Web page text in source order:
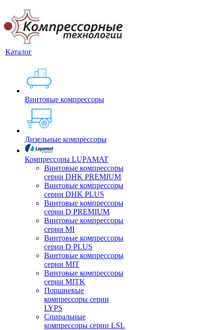
Каталог
Винтовые компрессоры
Дизельные компрессоры
Компрессоры LUPAMAT
Винтовые компрессоры
серии DHK PREMIUM
Винтовые компрессоры
серии DHK PLUS
Винтовые компрессоры
серии D PREMIUM
Винтовые компрессоры
серии MI
Винтовые компрессоры
серии D PLUS
Винтовые компрессоры
серии MIT
Винтовые компрессоры
серии MITK
Поршневые
компрессоры серии
LYPS
Спиральные
компрессоры серии LSL